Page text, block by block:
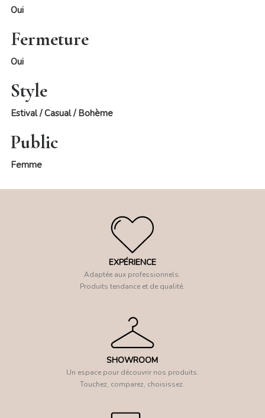
Oui
Fermeture
Oui
Style
Estival / Casual / Bohème
Public
Femme
EXPÉRIENCE
Adaptée aux professionnels.
Produits tendance et de qualité.
SHOWROOM
Un espace pour découvrir nos produits.
Touchez, comparez, choisissez.